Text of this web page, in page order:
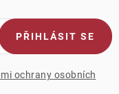
ochrany osobních
PŘIHLÁSIT SE